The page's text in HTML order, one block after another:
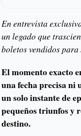
En entrevista
un legado que
boletos vendidos
El momento exacto
una fecha precisa ni
un solo instante de
pequeños triunfos y
destino.